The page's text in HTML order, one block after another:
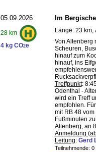
05.09.2026
28 km
4 kg CO2e
Im
Länge: 23 km,
Von Altenberg
Scheuren,
hinauf zum
hinauf, ins
Treffpunkt:
Odenthal -
wird ein Treff
empfohlen.
mit RB 48
Fußminuten
Altenberg, an
Anmeldung
Leitung: Gerd
Teilnehmende: